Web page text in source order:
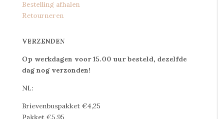
Bestelling afhalen
Retourneren
VERZENDEN
Op werkdagen voor 15.00 uur besteld, dezelfde
dag nog verzonden!
NL:
Brievenbuspakket €4,25
Pakket €5,95